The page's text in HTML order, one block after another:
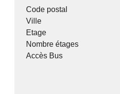
Code postal
Ville
Etage
Nombre étages
Accès Bus